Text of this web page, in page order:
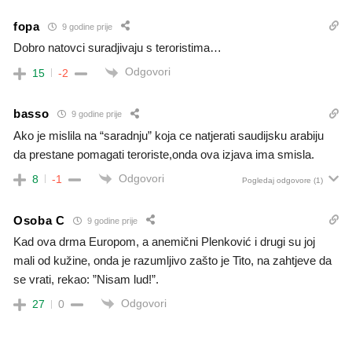
fopa 9 godine prije
Dobro natovci suradjivaju s teroristima…
15 -2 Odgovori
basso 9 godine prije
Ako je mislila na “saradnju” koja ce natjerati saudijsku arabiju
da prestane pomagati teroriste,onda ova izjava ima smisla.
8 -1 Odgovori Pogledaj odgovore (1)
Osoba C 9 godine prije
Kad ova drma Europom, a anemični Plenković i drugi su joj
mali od kužine, onda je razumljivo zašto je Tito, na zahtjeve da
se vrati, rekao: ”Nisam lud!”.
27 0 Odgovori